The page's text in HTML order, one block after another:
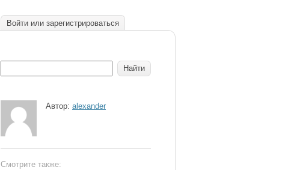
Войти или зарегистрироваться
Автор: alexander
Смотрите также: